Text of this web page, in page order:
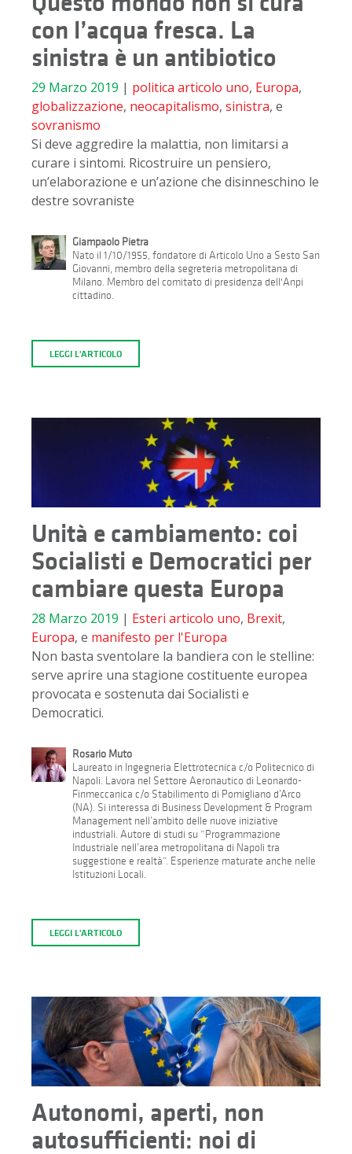
con l’acqua fresca. La
sinistra è un antibiotico
29 Marzo 2019 | politica articolo uno, Europa,
globalizzazione, neocapitalismo, sinistra, e
sovranismo
Si deve aggredire la malattia, non limitarsi a
curare i sintomi. Ricostruire un pensiero,
un’elaborazione e un’azione che disinneschino le
destre sovraniste
Giampaolo Pietra
Nato il 1/10/1955, fondatore di Articolo Uno a Sesto San
Giovanni, membro della segreteria metropolitana di
Milano. Membro del comitato di presidenza dell'Anpi
cittadino.
LEGGI L'ARTICOLO
Unità e cambiamento: coi
Socialisti e Democratici per
cambiare questa Europa
28 Marzo 2019 | Esteri articolo uno, Brexit,
Europa, e manifesto per l'Europa
Non basta sventolare la bandiera con le stelline:
serve aprire una stagione costituente europea
provocata e sostenuta dai Socialisti e
Democratici.
Rosario Muto
Laureato in Ingegneria Elettrotecnica c/o Politecnico di
Napoli. Lavora nel Settore Aeronautico di Leonardo-
Finmeccanica c/o Stabilimento di Pomigliano d’Arco
(NA). Si interessa di Business Development & Program
Management nell’ambito delle nuove iniziative
industriali. Autore di studi su “Programmazione
Industriale nell’area metropolitana di Napoli tra
suggestione e realtà”. Esperienze maturate anche nelle
Istituzioni Locali.
LEGGI L'ARTICOLO
Autonomi, aperti, non
autosufficienti: noi di